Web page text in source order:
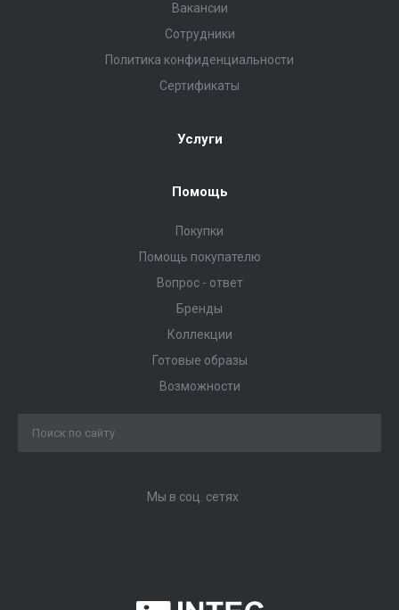
Вакансии
Сотрудники
Политика конфиденциальности
Сертификаты
Услуги
Помощь
Покупки
Помощь покупателю
Вопрос - ответ
Бренды
Коллекции
Готовые образы
Возможности
Мы в соц. сетях